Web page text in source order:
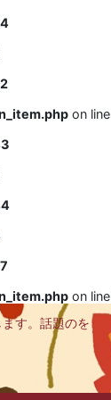
on line
on line
す。話題のを